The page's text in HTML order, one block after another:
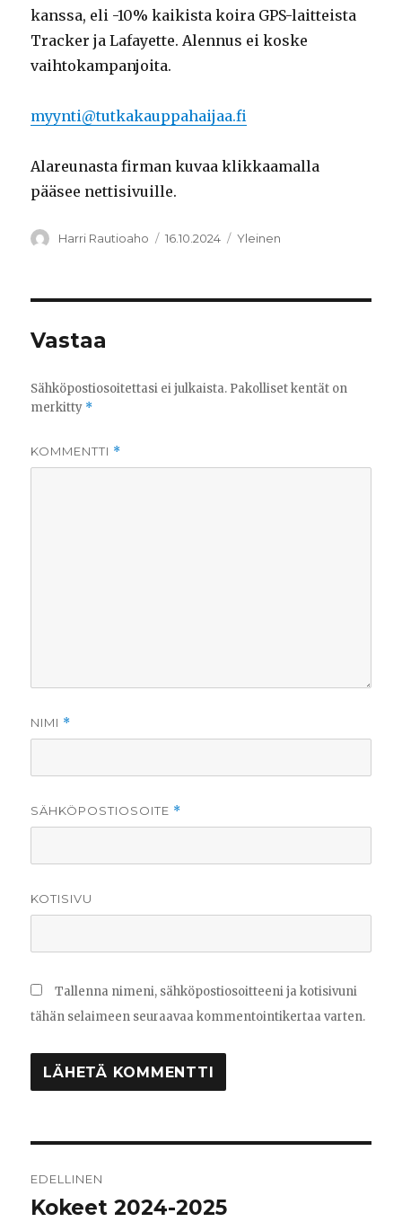
kanssa, eli -10% kaikista koira GPS-laitteista
Tracker ja Lafayette. Alennus ei koske
vaihtokampanjoita.
myynti@tutkakauppahaijaa.fi
Alareunasta firman kuvaa klikkaamalla
pääsee nettisivuille.
Kirjoittaja
Harri Rautioaho Julkaistu
16.10.2024 Kategoriat
Yleinen
Vastaa
Sähköpostiosoitettasi ei julkaista. Pakolliset kentät on
merkitty *
KOMMENTTI *
NIMI *
SÄHKÖPOSTIOSOITE *
KOTISIVU
Tallenna nimeni, sähköpostiosoitteeni ja kotisivuni
tähän selaimeen seuraavaa kommentointikertaa varten.
selaus
EDELLINEN
Edellinen
Kokeet 2024-2025